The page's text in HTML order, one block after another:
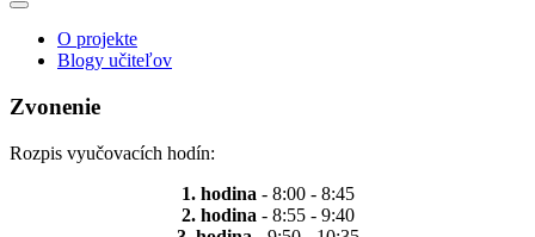
O projekte
Blogy učiteľov
Zvonenie
Rozpis vyučovacích hodín:
1. hodina - 8:00 - 8:45
2. hodina - 8:55 - 9:40